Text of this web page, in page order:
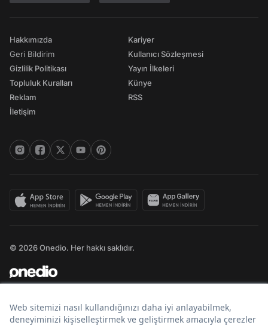
Hakkımızda
Geri Bildirim
Gizlilik Politikası
Topluluk Kuralları
Reklam
İletişim
Kariyer
Kullanıcı Sözleşmesi
Yayın İlkeleri
Künye
RSS
© 2026 Onedio. Her hakkı saklıdır.
Bir markasıdır.